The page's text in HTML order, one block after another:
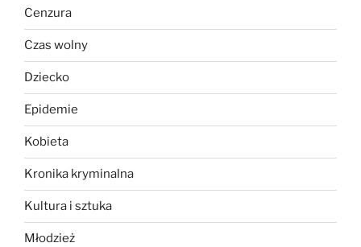
Cenzura
Czas wolny
Dziecko
Epidemie
Kobieta
Kronika kryminalna
Kultura i sztuka
Młodzież